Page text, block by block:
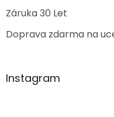
Záruka 30 Let
Doprava zdarma na
Instagram